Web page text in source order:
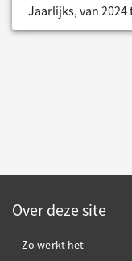
Jaarlijks, van 2024
Over deze site
Zo werkt het